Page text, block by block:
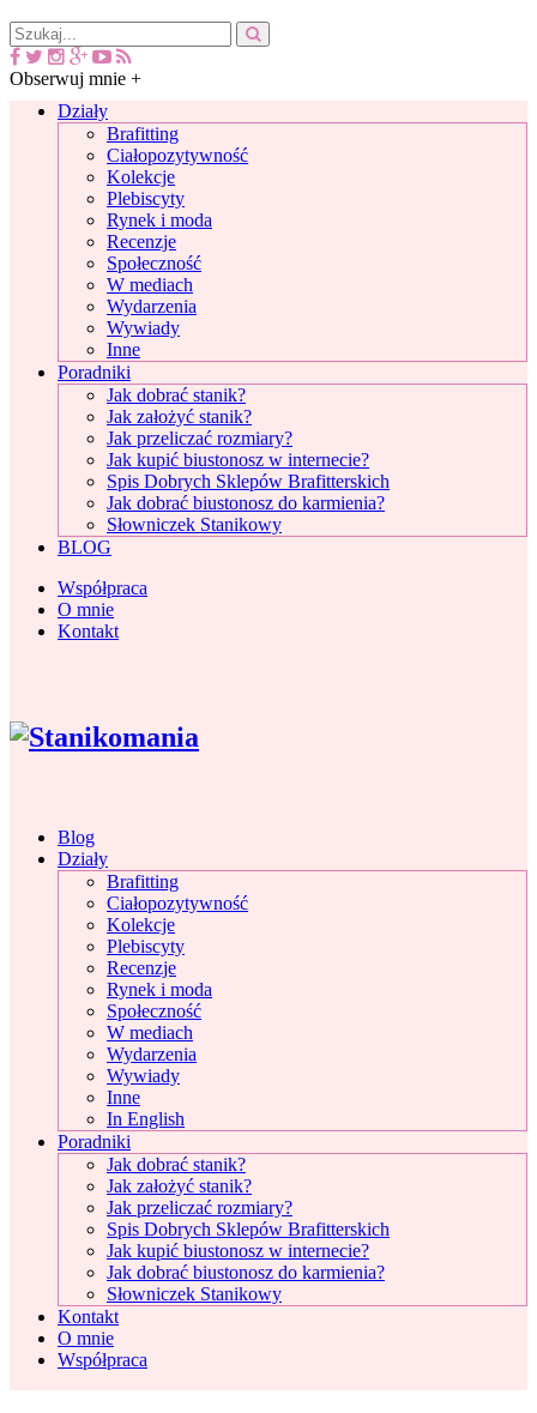
Obserwuj mnie +
Działy
Brafitting
Ciałopozytywność
Kolekcje
Plebiscyty
Rynek i moda
Recenzje
Społeczność
W mediach
Wydarzenia
Wywiady
Inne
Poradniki
Jak dobrać stanik?
Jak założyć stanik?
Jak przeliczać rozmiary?
Jak kupić biustonosz w internecie?
Spis Dobrych Sklepów Brafitterskich
Jak dobrać biustonosz do karmienia?
Słowniczek Stanikowy
BLOG
Współpraca
O mnie
Kontakt
Blog
Działy
Brafitting
Ciałopozytywność
Kolekcje
Plebiscyty
Recenzje
Rynek i moda
Społeczność
W mediach
Wydarzenia
Wywiady
Inne
In English
Poradniki
Jak dobrać stanik?
Jak założyć stanik?
Jak przeliczać rozmiary?
Spis Dobrych Sklepów Brafitterskich
Jak kupić biustonosz w internecie?
Jak dobrać biustonosz do karmienia?
Słowniczek Stanikowy
Kontakt
O mnie
Współpraca